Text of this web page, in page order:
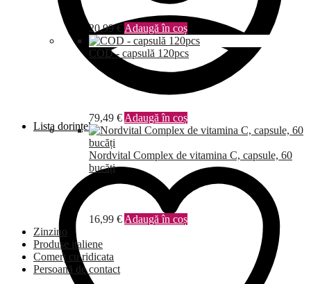
Lista dorințelor
20,99€ Adaugă în coș
COD - capsulă 120pcs
79,49 € Adaugă în coș
Nordvital Complex de vitamina C, capsule, 60
bucăți
16,99 € Adaugă în coș
Zinzino
Produse italiene
Comerț cu ridicata
Persoană de contact